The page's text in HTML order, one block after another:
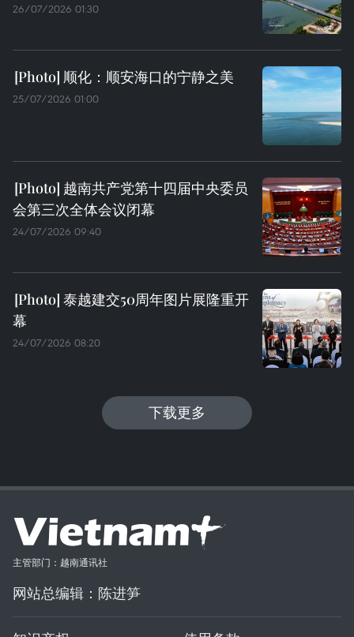
26/07/2026 01:30
顺化：顺安海口的宁静之美
25/07/2026 01:00
越南共产党第十四届中央委员
会第三次全体会议闭幕
24/07/2026 09:40
泰越建交50周年图片展隆重开
幕
24/07/2026 08:20
下载更多
主管部门：越南通讯社
网站总编辑：陈进笋